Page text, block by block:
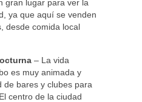
gran lugar para ver la
ya que aquí se venden
desde comida local
– La vida
es muy animada y
de bares y clubes para
centro de la ciudad